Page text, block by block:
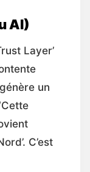
AI)
Layer’
un
C’est